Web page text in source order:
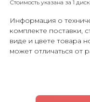
Стоимость указана за 1 диск
Информация о
комплекте поставки,
виде и цвете товара
может отличаться от